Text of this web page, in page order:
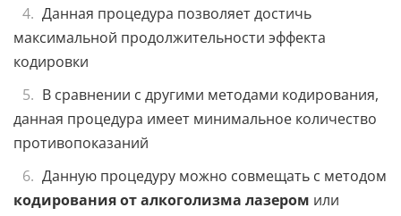
Данная процедура позволяет достичь
максимальной продолжительности эффекта
кодировки
В сравнении с другими методами кодирования,
данная процедура имеет минимальное количество
противопоказаний
Данную процедуру можно совмещать с методом
кодирования от алкоголизма лазером или